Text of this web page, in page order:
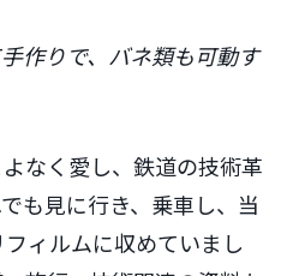
作りで、バネ類も可動す
なく愛し、鉄道の技術革
も見に行き、乗車し、当
ィルムに収めていまし